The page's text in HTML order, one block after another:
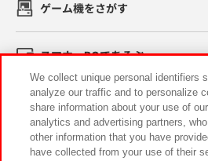
ゲーム機をさがす
スマホ・PCであそぶ
イベント・キャンペーン
We collect unique personal identifiers
analyze our traffic and to personalize
share information about your use of
analytics and advertising partners,
other information that you have
have collected from your use of their